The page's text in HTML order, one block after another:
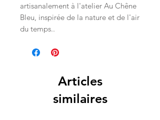
artisanalement à l'atelier Au Chêne
Bleu, inspirée de la nature et de l'air
du temps..
Articles
similaires